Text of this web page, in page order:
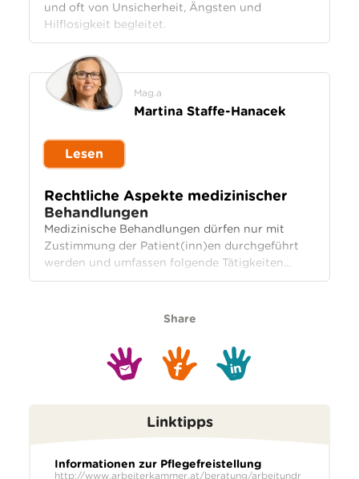
und oft von Unsicherheit, Ängsten und
Hilflosigkeit begleitet.
Mag.a
Martina Staffe-Hanacek
Lesen
Rechtliche Aspekte medizinischer
Behandlungen
Medizinische Behandlungen dürfen nur mit
Zustimmung der Patient(inn)en durchgeführt
werden und umfassen folgende Tätigkeiten...
Share
Linktipps
Informationen zur Pflegefreistellung
http://www.arbeiterkammer.at/beratung/arbeitundr